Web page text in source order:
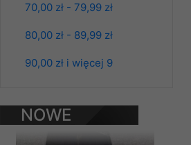
70,00 zł - 79,99 zł
80,00 zł - 89,99 zł
90,00 zł i więcej 9
NOWE
PRODUKTY
Spodnie damskie
61.00 zł
szczegóły